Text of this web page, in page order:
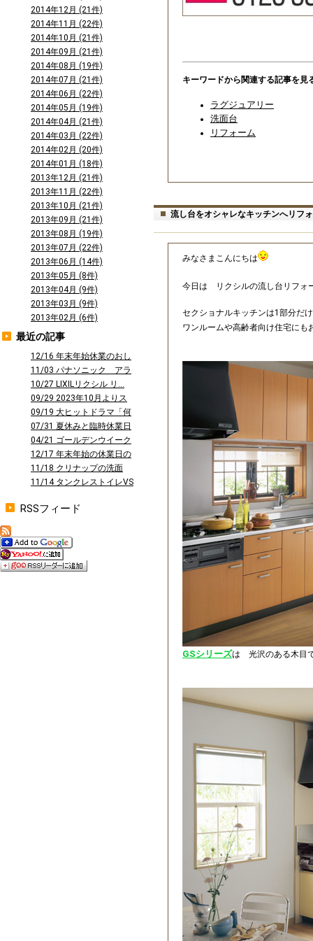
キーワードから関連する記事を見
ラグジュアリー
洗面台
リフォーム
流し台をオシャレなキッチンへリフ
みなさまこんにちは
今日は リクシルの流し台リフォ
セクショナルキッチンは1部分だ
ワンルームや高齢者向け住宅にも
GSシリーズは 光沢のある木目
2014年12月 (21件)
2014年11月 (22件)
2014年10月 (21件)
2014年09月 (21件)
2014年08月 (19件)
2014年07月 (21件)
2014年06月 (22件)
2014年05月 (19件)
2014年04月 (21件)
2014年03月 (22件)
2014年02月 (20件)
2014年01月 (18件)
2013年12月 (21件)
2013年11月 (22件)
2013年10月 (21件)
2013年09月 (21件)
2013年08月 (19件)
2013年07月 (22件)
2013年06月 (14件)
2013年05月 (8件)
2013年04月 (9件)
2013年03月 (9件)
2013年02月 (6件)
最近の記事
12/16 年末年始休業のおし
らせ
11/03 パナソニック アラ
ウーノ...
10/27 LIXILリクシル リ...
09/29 2023年10月よりス
タ...
09/19 大ヒットドラマ「何
曜日に...
07/31 夏休みと臨時休業日
のお知...
04/21 ゴールデンウイーク
休業の...
12/17 年末年始の休業日の
お知ら...
11/18 クリナップの洗面
台 ファ...
11/14 タンクレストイレVS
RSSフィード